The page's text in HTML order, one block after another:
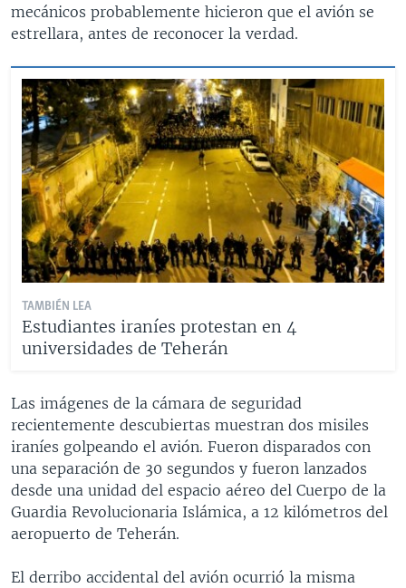
mecánicos probablemente hicieron que el avión se
estrellara, antes de reconocer la verdad.
TAMBIÉN LEA
Estudiantes iraníes protestan en 4
universidades de Teherán
Las imágenes de la cámara de seguridad
recientemente descubiertas muestran dos misiles
iraníes golpeando el avión. Fueron disparados con
una separación de 30 segundos y fueron lanzados
desde una unidad del espacio aéreo del Cuerpo de la
Guardia Revolucionaria Islámica, a 12 kilómetros del
aeropuerto de Teherán.
El derribo accidental del avión ocurrió la misma